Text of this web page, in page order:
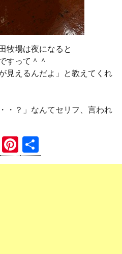
牧場は夜になると
すって＾＾
見えるんだよ」と教えてくれ
・？」なんてセリフ、言われ
Li
Pi
nt 有